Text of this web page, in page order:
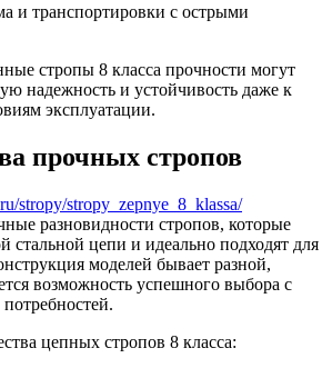
и транспортировки с острыми
стропы 8 класса прочности могут
надежность и устойчивость даже к
эксплуатации.
прочных стропов
stropy/stropy_zepnye_8_klassa/
разновидности стропов, которые
стальной цепи и идеально подходят для
моделей бывает разной,
возможность успешного выбора с
цепных стропов 8 класса: